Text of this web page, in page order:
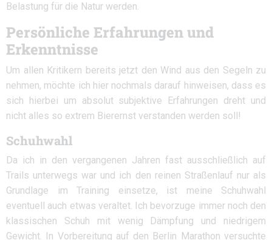
Belastung für die Natur werden.
Persönliche Erfahrungen und
Erkenntnisse
Um allen Kritikern bereits jetzt den Wind aus den Segeln zu
nehmen, möchte ich hier nochmals darauf hinweisen, dass es
sich hierbei um absolut subjektive Erfahrungen dreht und
nicht alles so extrem Bierernst verstanden werden soll!
Schuhwahl
Da ich in den vergangenen Jahren fast ausschließlich auf
Trails unterwegs war und ich den reinen Straßenlauf nur als
Grundlage im Training einsetze, ist meine Schuhwahl
eventuell auch etwas veraltet. Ich bevorzuge immer noch den
klassischen Schuh mit wenig Dämpfung und niedrigem
Gewicht. In Vorbereitung auf den Berlin Marathon versuchte